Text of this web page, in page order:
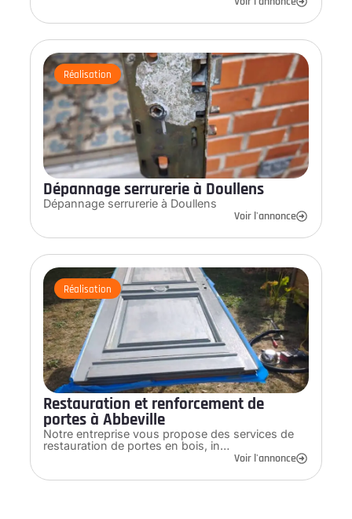
Réalisation
Dépannage serrurerie à Doullens
Dépannage serrurerie à Doullens
Voir l'annonce
Réalisation
Restauration et renforcement de
portes à Abbeville
Notre entreprise vous propose des services de
restauration de portes en bois, in…
Voir l'annonce